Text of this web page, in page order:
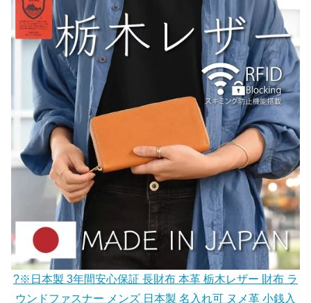
?※日本製 3年間安心保証 長財布 本革 栃木レザー 財布 ラ
ウンドファスナー メンズ 日本製 名入れ可 ヌメ革 小銭入